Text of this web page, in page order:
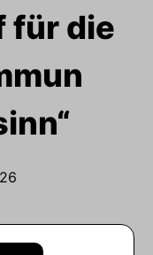
für die